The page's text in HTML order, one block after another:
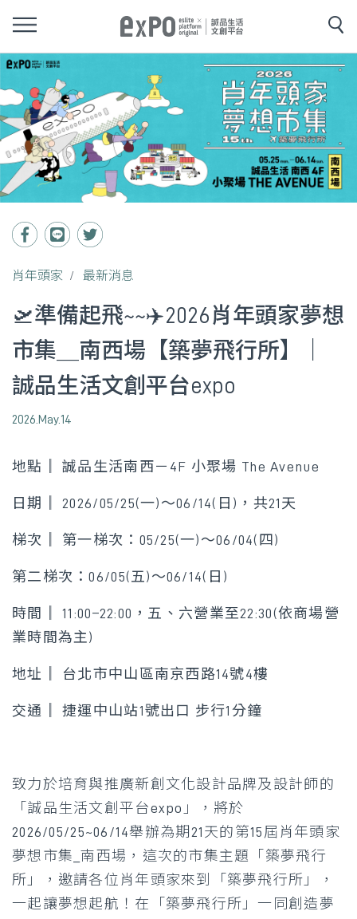
肖年頭家 最新消息
🛫準備起飛~~✈️2026肖年頭家夢想
市集＿南西場【築夢飛行所】｜
誠品生活文創平台expo
2026.May.14
地點║ 誠品生活南西－4F 小聚場 The Avenue
日期║ 2026/05/25(一)～06/14(日)，共21天
梯次║ 第一梯次：05/25(一)～06/04(四)
第二梯次：06/05(五)～06/14(日)
時間║ 11:00–22:00，五、六營業至22:30(依商場營
業時間為主)
地址║ 台北市中山區南京西路14號4樓
交通║ 捷運中山站1號出口 步行1分鐘
致力於培育與推廣新創文化設計品牌及設計師的
「誠品生活文創平台expo」，將於
2026/05/25~06/14舉辦為期21天的第15屆肖年頭家
夢想市集_南西場，這次的市集主題「築夢飛行
所」，邀請各位肖年頭家來到「築夢飛行所」，
一起讓夢想起航！在「築夢飛行所」一同創造夢